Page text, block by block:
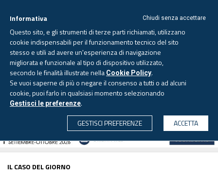
CERCA
Sabato, 8 agosto 2026 - Aggiornato alle 6.00
IL CASO DEL GIORNO
Chiudi senza accettare
Informativa
Questo sito, e gli strumenti di terze parti richiamati, utilizzano
cookie indispensabili per il funzionamento tecnico del sito
stesso e utili ad avere un'esperienza di navigazione
migliorata e funzionale al tipo di dispositivo utilizzato,
secondo le finalità illustrate nella Cookie Policy.
Se vuoi saperne di più o negare il consenso a tutti o ad alcuni
cookie, puoi farlo in qualsiasi momento selezionando
Gestisci le preferenze.
GESTISCI PREFERENZE
ACCETTA